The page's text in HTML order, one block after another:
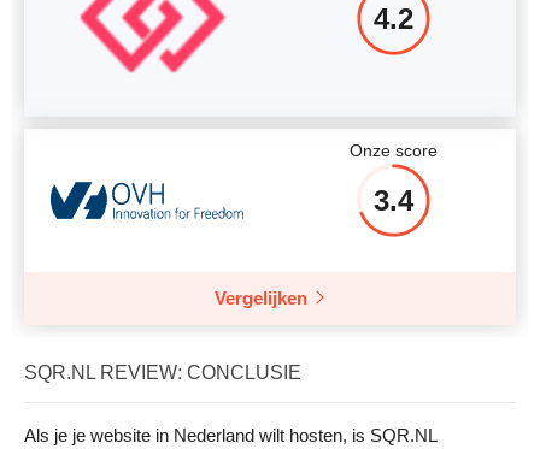
4.2
Onze score
3.4
Vergelijken
SQR.NL REVIEW: CONCLUSIE
Als je je website in Nederland wilt hosten, is SQR.NL